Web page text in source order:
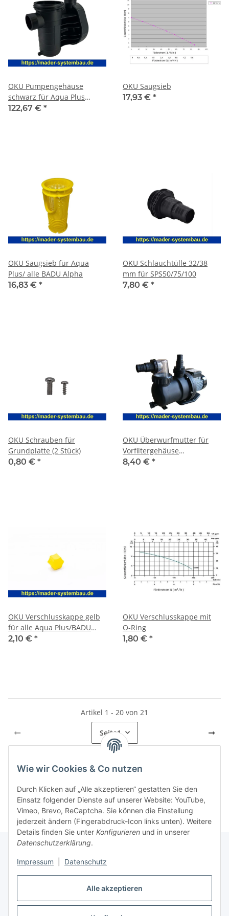
Alle akzeptieren
Wie wir Cookies & Co nutzen
Durch Klicken auf „Alle akzeptieren“ gestatten Sie den
Einsatz folgender Dienste auf unserer Website: YouTube,
Vimeo, Brevo, ReCaptcha. Sie können die Einstellung
jederzeit ändern (Fingerabdruck-Icon links unten). Weitere
Details finden Sie unter Konfigurieren und in unserer
Datenschutzerklärung.
Impressum Datenschutz
OKU Pumpengehäuse
schwarz für Aqua Plus
Pumpe
122,67 € *
OKU Saugsieb
17,93 € *
OKU Saugsieb für Aqua
Plus/ alle BADU Alpha
16,83 € *
OKU Schlauchtülle 32/38
mm für SPS50/75/100
7,80 € *
OKU Schrauben für
Grundplatte (2 Stück)
0,80 € *
OKU Überwurfmutter für
Vorfiltergehäuse
(Klarsichteinsatz) SPS
8,40 € *
OKU Verschlusskappe gelb
für alle Aqua Plus/BADU
Magic II/ Picco II / Eco
2,10 € *
OKU Verschlusskappe mit
O-Ring
1,80 € *
Artikel 1 - 20 von 21
Seite1
Kategorien